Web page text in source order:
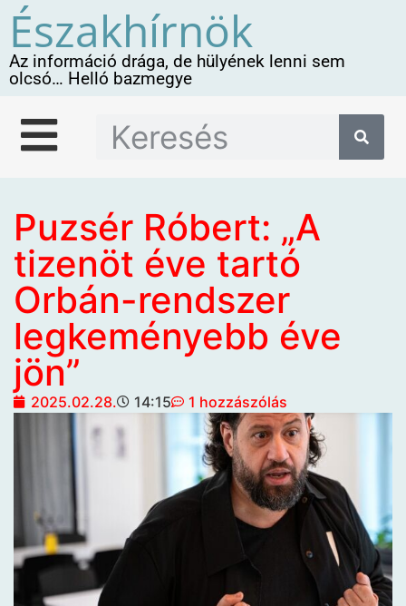
Északhírnök
Az információ drága, de hülyének lenni sem
olcsó… Helló bazmegye
Puzsér Róbert: „A
tizenöt éve tartó
Orbán-rendszer
legkeményebb éve
jön”
2025.02.28. 14:15 1 hozzászólás